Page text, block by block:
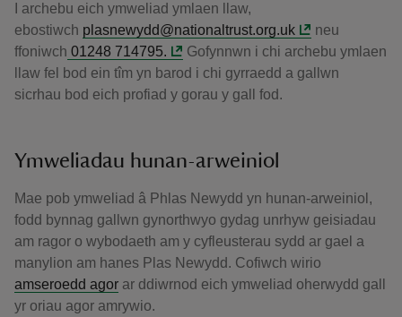
I archebu eich ymweliad ymlaen llaw,
ebostiwch plasnewydd@nationaltrust.org.uk
neu
ffoniwch 01248 714795.
Gofynnwn i chi archebu ymlaen
llaw fel bod ein tîm yn barod i chi gyrraedd a gallwn
sicrhau bod eich profiad y gorau y gall fod.
Ymweliadau hunan-arweiniol
Mae pob ymweliad â Phlas Newydd yn hunan-arweiniol,
fodd bynnag gallwn gynorthwyo gydag unrhyw geisiadau
am ragor o wybodaeth am y cyfleusterau sydd ar gael a
manylion am hanes Plas Newydd. Cofiwch wirio
amseroedd agor ar ddiwrnod eich ymweliad oherwydd gall
yr oriau agor amrywio.